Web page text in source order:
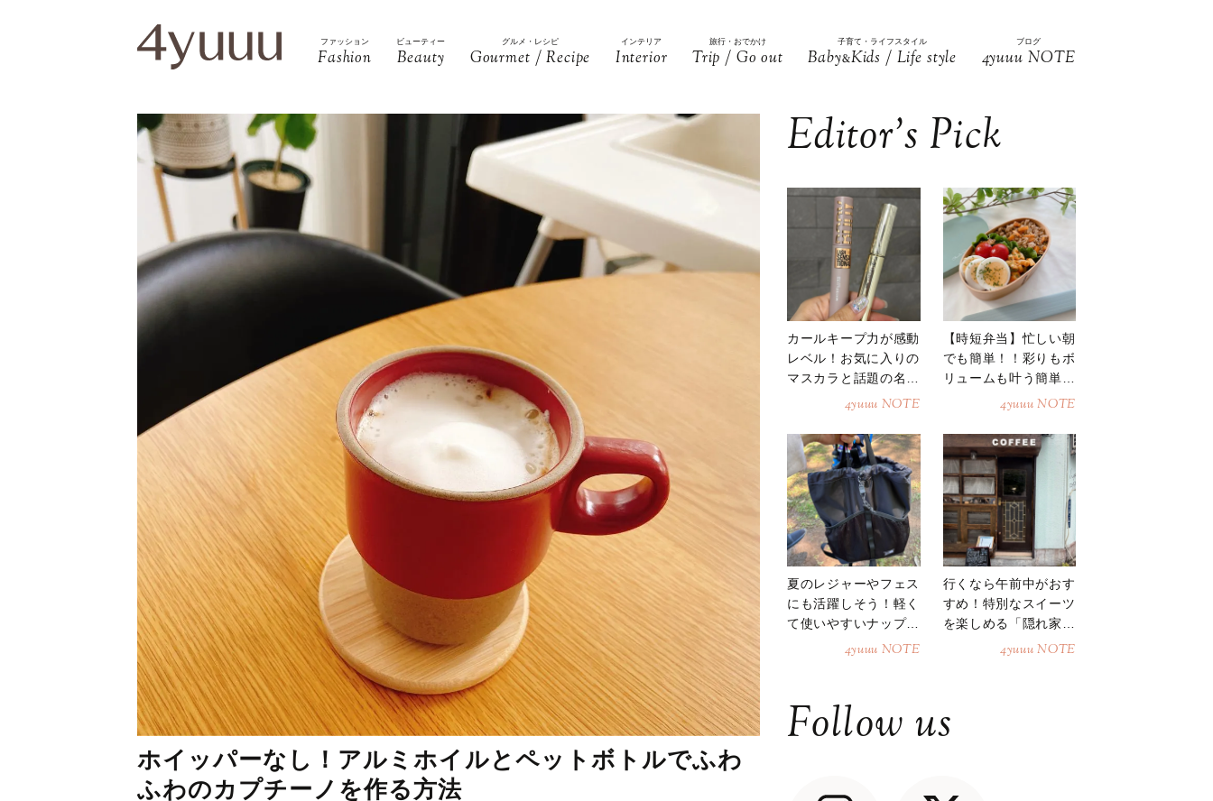
ファッション
Fashion
ビューティー
Beauty
グルメ・レシピ
Gourmet / Recipe
インテリア
Interior
旅行・おでかけ
Trip / Go out
子育て・ライフスタイル
Baby&Kids / Life style
ブログ
4yuuu NOTE
ホイッパーなし！アルミホイルとペットボトルでふわ
ふわのカプチーノを作る方法
Editor’s Pick
カールキープ力が感動
レベル！お気に入りの
マスカラと話題の名品
4yuuu NOTE
【時短弁当】忙しい朝
でも簡単！！彩りもボ
リュームも叶う簡単そ
4yuuu NOTE
夏のレジャーやフェス
にも活躍しそう！軽く
て使いやすいナップサ
4yuuu NOTE
行くなら午前中がおす
すめ！特別なスイーツ
を楽しめる「隠れ家カ
4yuuu NOTE
Follow us